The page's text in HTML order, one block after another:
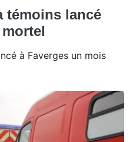
témoins lancé
à Faverges un mois